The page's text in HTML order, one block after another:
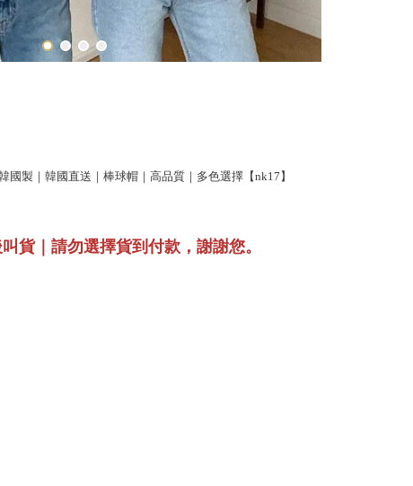
國製｜韓國直送｜棒球帽｜高品質｜多色選擇【nk17】
貨｜請勿選擇貨到付款，謝謝您。